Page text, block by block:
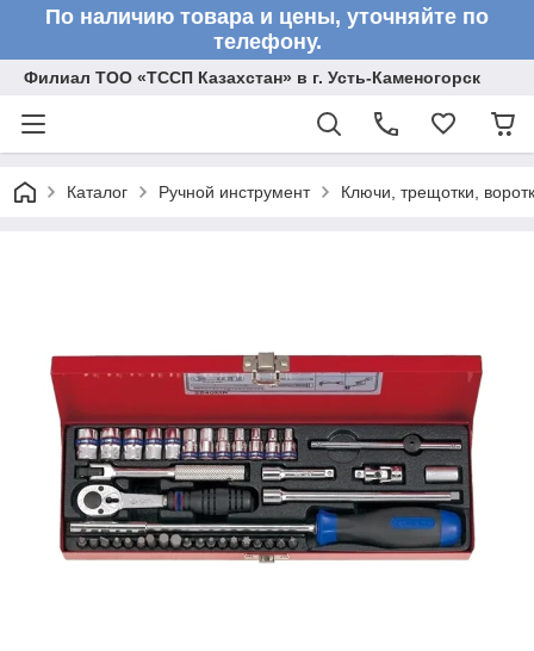
По наличию товара и цены, уточняйте по
телефону.
Филиал ТОО «ТССП Казахстан» в г. Усть-Каменогорск
Каталог Ручной инструмент Ключи, трещотки,